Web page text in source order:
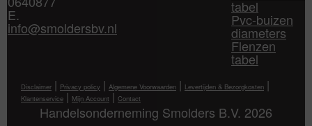
E.
info@smoldersbv.nl
tabel
Pvc-buizen
diameters
Flenzen
tabel
Disclaimer | Privacy policy | Algemene Voorwaarden | Levertijden & Bezorgkosten |
Klantenservice | Mijn Account | Contact
Handelsonderneming Smolders B.V. 2026